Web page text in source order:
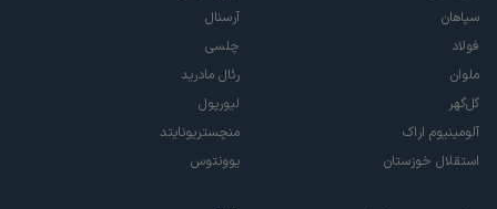
سپاهان
فولاد
ملوان
گل‌گهر
آلومینیوم اراک
استقلال خوزستان
آرسنال
چلسی
رئال مادرید
لیورپول
منچستریونایتد
یوونتوس